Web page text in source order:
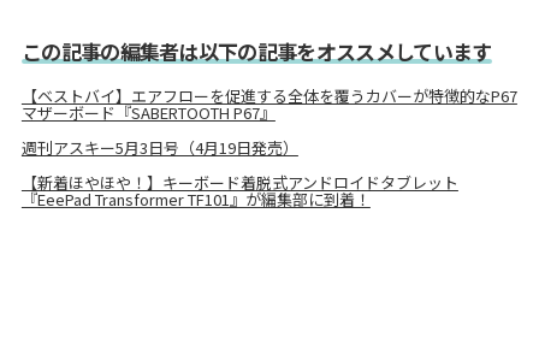
この記事の編集者は以下の記事をオススメしています
【ベストバイ】エアフローを促進する全体を覆うカバーが特徴的なP67
マザーボード『SABERTOOTH P67』
週刊アスキー5月3日号（4月19日発売）
【新着ほやほや！】キーボード着脱式アンドロイドタブレット
『EeePad Transformer TF101』が編集部に到着！